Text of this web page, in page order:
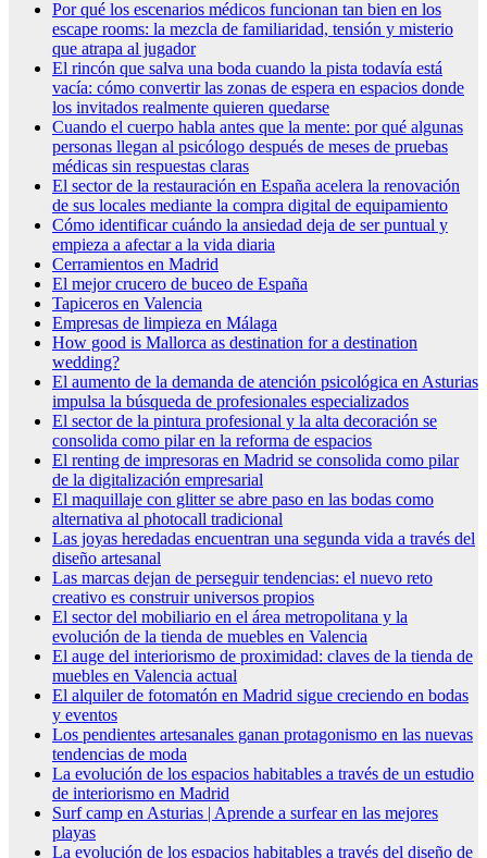
Por qué los escenarios médicos funcionan tan bien en los
escape rooms: la mezcla de familiaridad, tensión y misterio
que atrapa al jugador
El rincón que salva una boda cuando la pista todavía está
vacía: cómo convertir las zonas de espera en espacios donde
los invitados realmente quieren quedarse
Cuando el cuerpo habla antes que la mente: por qué algunas
personas llegan al psicólogo después de meses de pruebas
médicas sin respuestas claras
El sector de la restauración en España acelera la renovación
de sus locales mediante la compra digital de equipamiento
Cómo identificar cuándo la ansiedad deja de ser puntual y
empieza a afectar a la vida diaria
Cerramientos en Madrid
El mejor crucero de buceo de España
Tapiceros en Valencia
Empresas de limpieza en Málaga
How good is Mallorca as destination for a destination
wedding?
El aumento de la demanda de atención psicológica en Asturias
impulsa la búsqueda de profesionales especializados
El sector de la pintura profesional y la alta decoración se
consolida como pilar en la reforma de espacios
El renting de impresoras en Madrid se consolida como pilar
de la digitalización empresarial
El maquillaje con glitter se abre paso en las bodas como
alternativa al photocall tradicional
Las joyas heredadas encuentran una segunda vida a través del
diseño artesanal
Las marcas dejan de perseguir tendencias: el nuevo reto
creativo es construir universos propios
El sector del mobiliario en el área metropolitana y la
evolución de la tienda de muebles en Valencia
El auge del interiorismo de proximidad: claves de la tienda de
muebles en Valencia actual
El alquiler de fotomatón en Madrid sigue creciendo en bodas
y eventos
Los pendientes artesanales ganan protagonismo en las nuevas
tendencias de moda
La evolución de los espacios habitables a través de un estudio
de interiorismo en Madrid
Surf camp en Asturias | Aprende a surfear en las mejores
playas
La evolución de los espacios habitables a través del diseño de